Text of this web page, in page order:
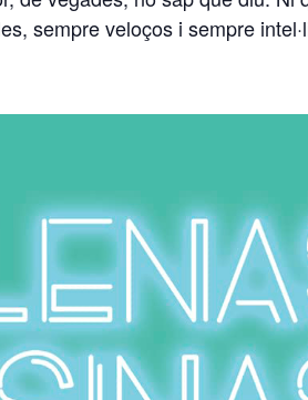
sempre veloços i sempre